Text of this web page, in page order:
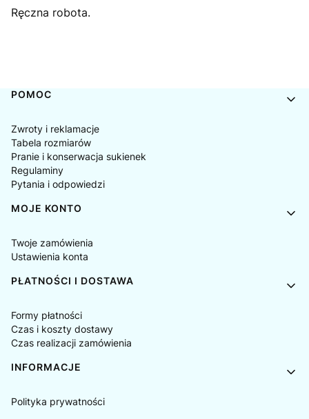
Ręczna robota.
Linki w stopce
POMOC
Zwroty i reklamacje
Tabela rozmiarów
Pranie i konserwacja sukienek
Regulaminy
Pytania i odpowiedzi
MOJE KONTO
Twoje zamówienia
Ustawienia konta
PŁATNOŚCI I DOSTAWA
Formy płatności
Czas i koszty dostawy
Czas realizacji zamówienia
INFORMACJE
Polityka prywatności